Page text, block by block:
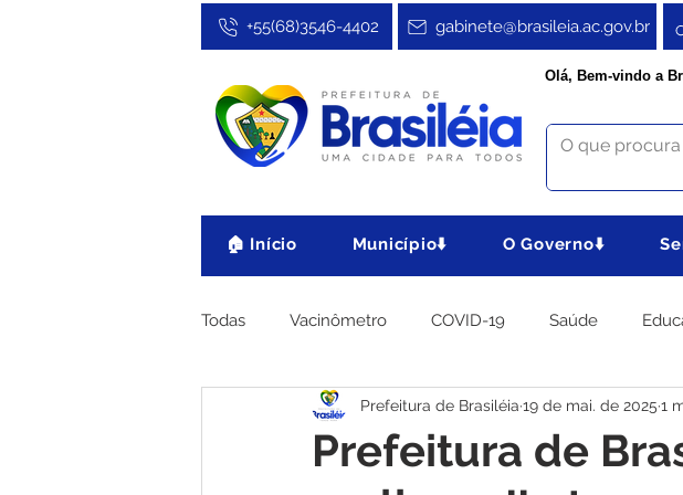
gabinete@brasileia.ac.gov.br
+55(68)3546-4402
Olá, Bem-vindo a
🏠 Início Município⬇️ O Governo⬇️
Todas Vacinômetro COVID-19 Saúde
Cultura, Festa e Esporte No Gabinete
Prefeitura de
Prefeitura de Brasiléia 19 de mai. de 2025 1